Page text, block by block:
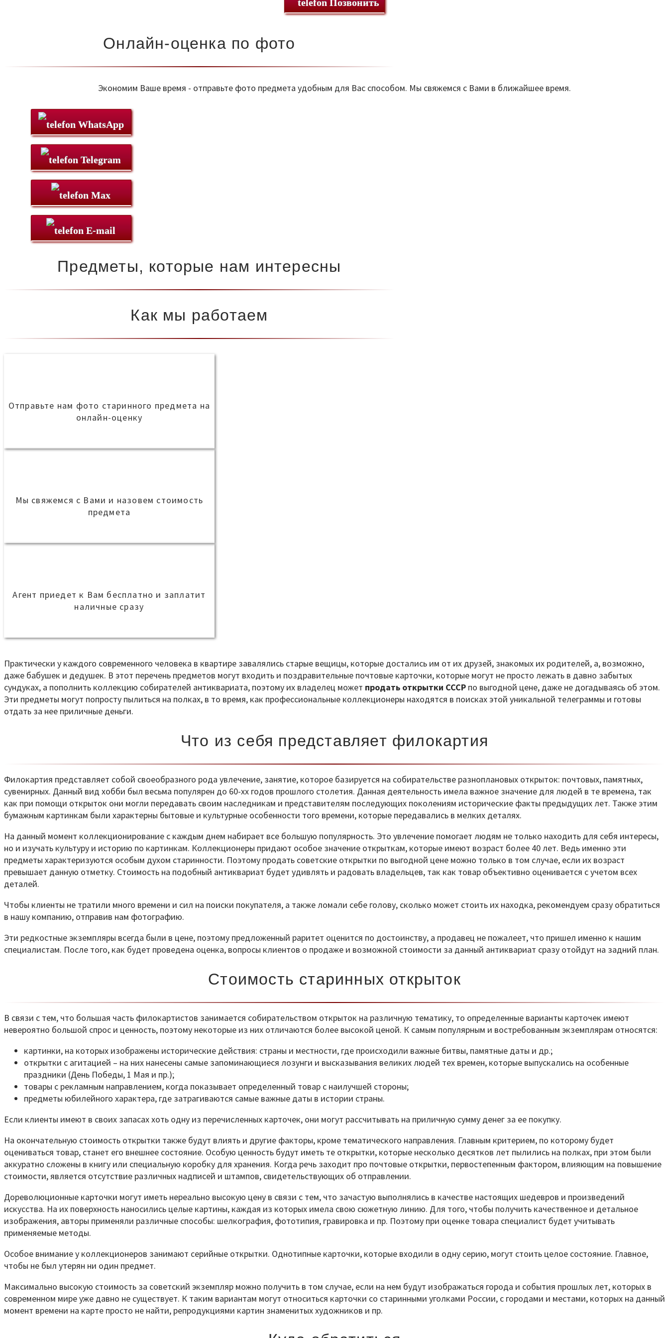
Позвонить
Онлайн-оценка по фото
Экономим Ваше время - отправьте фото предмета удобным для Вас способом. Мы свяжемся с Вами в ближайшее время.
WhatsApp
Telegram
Max
E-mail
Предметы, которые нам интересны
Как мы работаем
Отправьте нам фото старинного предмета на
онлайн-оценку
Мы свяжемся с Вами и назовем стоимость
предмета
Агент приедет к Вам бесплатно и заплатит
наличные сразу
Практически у каждого современного человека в квартире завалялись старые вещицы, которые достались им от их друзей, знакомых их родителей, а, возможно,
даже бабушек и дедушек. В этот перечень предметов могут входить и поздравительные почтовые карточки, которые могут не просто лежать в давно забытых
сундуках, а пополнить коллекцию собирателей антиквариата, поэтому их владелец может продать открытки СССР по выгодной цене, даже не догадываясь об этом.
Эти предметы могут попросту пылиться на полках, в то время, как профессиональные коллекционеры находятся в поисках этой уникальной телеграммы и готовы
отдать за нее приличные деньги.
Что из себя представляет филокартия
Филокартия представляет собой своеобразного рода увлечение, занятие, которое базируется на собирательстве разноплановых открыток: почтовых, памятных,
сувенирных. Данный вид хобби был весьма популярен до 60-хх годов прошлого столетия. Данная деятельность имела важное значение для людей в те времена, так
как при помощи открыток они могли передавать своим наследникам и представителям последующих поколениям исторические факты предыдущих лет. Также этим
бумажным картинкам были характерны бытовые и культурные особенности того времени, которые передавались в мелких деталях.
На данный момент коллекционирование с каждым днем набирает все большую популярность. Это увлечение помогает людям не только находить для себя интересы,
но и изучать культуру и историю по картинкам. Коллекционеры придают особое значение открыткам, которые имеют возраст более 40 лет. Ведь именно эти
предметы характеризуются особым духом старинности. Поэтому продать советские открытки по выгодной цене можно только в том случае, если их возраст
превышает данную отметку. Стоимость на подобный антиквариат будет удивлять и радовать владельцев, так как товар объективно оценивается с учетом всех
деталей.
Чтобы клиенты не тратили много времени и сил на поиски покупателя, а также ломали себе голову, сколько может стоить их находка, рекомендуем сразу обратиться
в нашу компанию, отправив нам фотографию.
Эти редкостные экземпляры всегда были в цене, поэтому предложенный раритет оценится по достоинству, а продавец не пожалеет, что пришел именно к нашим
специалистам. После того, как будет проведена оценка, вопросы клиентов о продаже и возможной стоимости за данный антиквариат сразу отойдут на задний план.
Стоимость старинных открыток
В связи с тем, что большая часть филокартистов занимается собирательством открыток на различную тематику, то определенные варианты карточек имеют
невероятно большой спрос и ценность, поэтому некоторые из них отличаются более высокой ценой. К самым популярным и востребованным экземплярам относятся:
картинки, на которых изображены исторические действия: страны и местности, где происходили важные битвы, памятные даты и др.;
открытки с агитацией – на них нанесены самые запоминающиеся лозунги и высказывания великих людей тех времен, которые выпускались на особенные
праздники (День Победы, 1 Мая и пр.);
товары с рекламным направлением, когда показывает определенный товар с наилучшей стороны;
предметы юбилейного характера, где затрагиваются самые важные даты в истории страны.
Если клиенты имеют в своих запасах хоть одну из перечисленных карточек, они могут рассчитывать на приличную сумму денег за ее покупку.
На окончательную стоимость открытки также будут влиять и другие факторы, кроме тематического направления. Главным критерием, по которому будет
оцениваться товар, станет его внешнее состояние. Особую ценность будут иметь те открытки, которые несколько десятков лет пылились на полках, при этом были
аккуратно сложены в книгу или специальную коробку для хранения. Когда речь заходит про почтовые открытки, первостепенным фактором, влияющим на повышение
стоимости, является отсутствие различных надписей и штампов, свидетельствующих об отправлении.
Дореволюционные карточки могут иметь нереально высокую цену в связи с тем, что зачастую выполнялись в качестве настоящих шедевров и произведений
искусства. На их поверхность наносились целые картины, каждая из которых имела свою сюжетную линию. Для того, чтобы получить качественное и детальное
изображения, авторы применяли различные способы: шелкография, фототипия, гравировка и пр. Поэтому при оценке товара специалист будет учитывать
применяемые методы.
Особое внимание у коллекционеров занимают серийные открытки. Однотипные карточки, которые входили в одну серию, могут стоить целое состояние. Главное,
чтобы не был утерян ни один предмет.
Максимально высокую стоимость за советский экземпляр можно получить в том случае, если на нем будут изображаться города и события прошлых лет, которых в
современном мире уже давно не существует. К таким вариантам могут относиться карточки со старинными уголками России, с городами и местами, которых на данный
момент времени на карте просто не найти, репродукциями картин знаменитых художников и пр.